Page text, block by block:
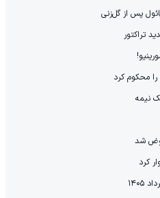
پس از گل‌زنی
تراکتور
را محکوم کرد
نیمه
عوض شد
کرد